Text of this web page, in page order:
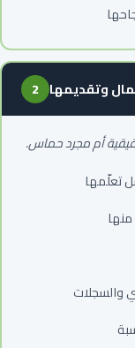
2 وتقديمها
أم مجرد حماس.
تعلّمها
والسجلات